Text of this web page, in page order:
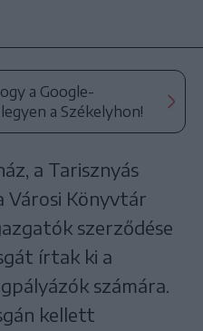
a Google-
a Székelyhon!
a Tarisznyás
Városi Könyvtár
szerződése
írtak ki a
számára.
kellett